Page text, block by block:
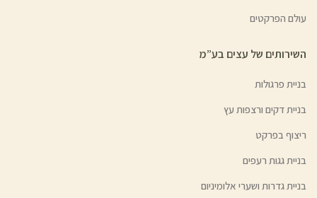
עולם הפרקטים
השירותים של עצים בע”מ
בניית פרגולות
בניית דקים ורצפות עץ
ריצוף בפרקט
בניית גגות רעפים
בניית גדרות ושערי אלומיניום